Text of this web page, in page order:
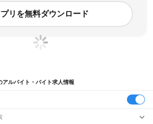
リを無料ダウンロード
アルバイト・バイト求人情報